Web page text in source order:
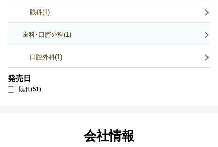
眼科(1)
歯科･口腔外科(1)
口腔外科(1)
発売日
既刊(51)
会社情報